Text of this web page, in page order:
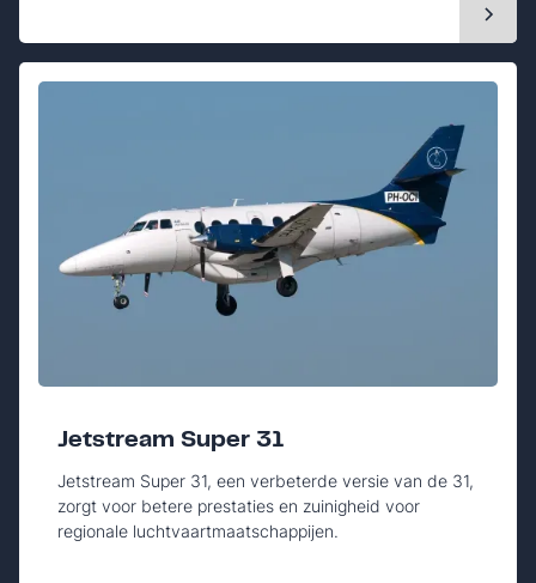
Jetstream Super 31
Jetstream Super 31, een verbeterde versie van de 31,
zorgt voor betere prestaties en zuinigheid voor
regionale luchtvaartmaatschappijen.